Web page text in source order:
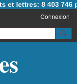
et lettres: 8 403 746
Connexion